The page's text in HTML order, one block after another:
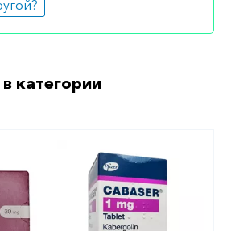
на сайте или
8 800 301 52 86(бесплатно
категории